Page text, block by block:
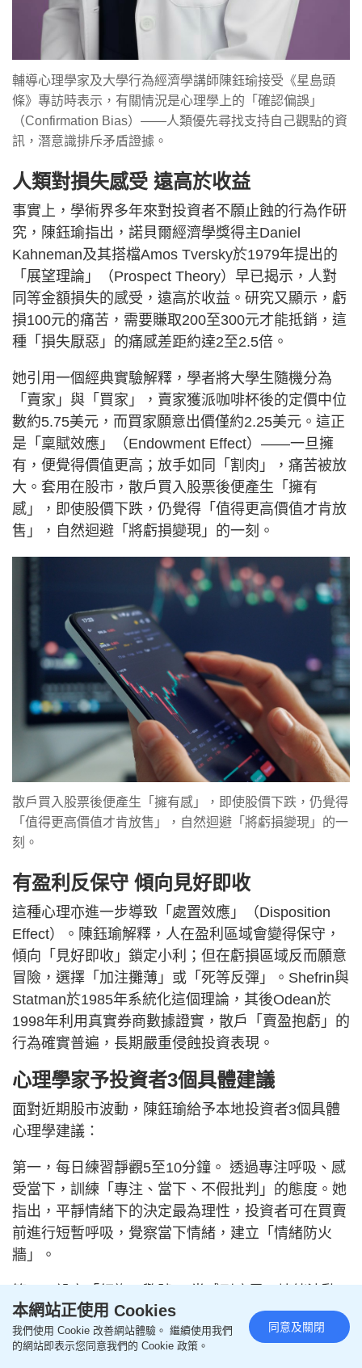
輔導心理學家及大學行為經濟學講師陳鈺瑜接受《星島頭
條》專訪時表示，有關情況是心理學上的「確認偏誤」
（Confirmation Bias）——人類優先尋找支持自己觀點的資
訊，潛意識排斥矛盾證據。
人類對損失感受 遠高於收益
事實上，學術界多年來對投資者不願止蝕的行為作研
究，陳鈺瑜指出，諾貝爾經濟學獎得主Daniel
Kahneman及其搭檔Amos Tversky於1979年提出的
「展望理論」（Prospect Theory）早已揭示，人對
同等金額損失的感受，遠高於收益。研究又顯示，虧
損100元的痛苦，需要賺取200至300元才能抵銷，這
種「損失厭惡」的痛感差距約達2至2.5倍。
她引用一個經典實驗解釋，學者將大學生隨機分為
「賣家」與「買家」，賣家獲派咖啡杯後的定價中位
數約5.75美元，而買家願意出價僅約2.25美元。這正
是「稟賦效應」（Endowment Effect）——一旦擁
有，便覺得價值更高；放手如同「割肉」，痛苦被放
大。套用在股市，散戶買入股票後便產生「擁有
感」，即使股價下跌，仍覺得「值得更高價值才肯放
售」，自然迴避「將虧損變現」的一刻。
散戶買入股票後便產生「擁有感」，即使股價下跌，仍覺得
「值得更高價值才肯放售」，自然迴避「將虧損變現」的一
刻。
有盈利反保守 傾向見好即收
這種心理亦進一步導致「處置效應」（Disposition
Effect）。陳鈺瑜解釋，人在盈利區域會變得保守，
傾向「見好即收」鎖定小利；但在虧損區域反而願意
冒險，選擇「加注攤薄」或「死等反彈」。Shefrin與
Statman於1985年系統化這個理論，其後Odean於
1998年利用真實券商數據證實，散戶「賣盈抱虧」的
行為確實普遍，長期嚴重侵蝕投資表現。
心理學家予投資者3個具體建議
面對近期股市波動，陳鈺瑜給予本地投資者3個具體
心理學建議：
第一，每日練習靜觀5至10分鐘。 透過專注呼吸、感
受當下，訓練「專注、當下、不假批判」的態度。她
指出，平靜情緒下的決定最為理性，投資者可在買賣
前進行短暫呼吸，覺察當下情緒，建立「情緒防火
牆」。
或出現「我應該要買科技股」等絕對化思維（Should
Statement）時，就是紅旗亮起，應立即停止交易決
本網站正使用 Cookies
我們使用 Cookie 改善網站體驗。 繼續使用我們
的網站即表示您同意我們的 Cookie 政策。
同意及關閉